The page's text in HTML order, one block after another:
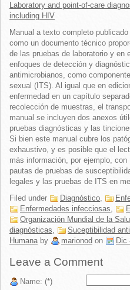
Laboratory and point-of-care
including HIV
Manual a texto completo
como un documento técnico
de las pruebas de laboratorio y en
enfoques de detección y
antimicrobianos, como
sexual (ITS). Al igual que en
enfermedad en un capítulo
recolección de muestras, el
manual se incluyen dos anexos
pruebas diagnósticas y las
Si bien este manual cubre los
exhaustivo, y es posible que el
más información, por ejemplo,
pautas de pruebas de
legales y las pruebas de ITS en
Filed under
Diagnóstico,
Enfermedades infecciosas,
Organización Mundial de la
diagnósticas, Suceptibilidad
Humanaby marionod on Dic
Leave a Comment
Name: (*)